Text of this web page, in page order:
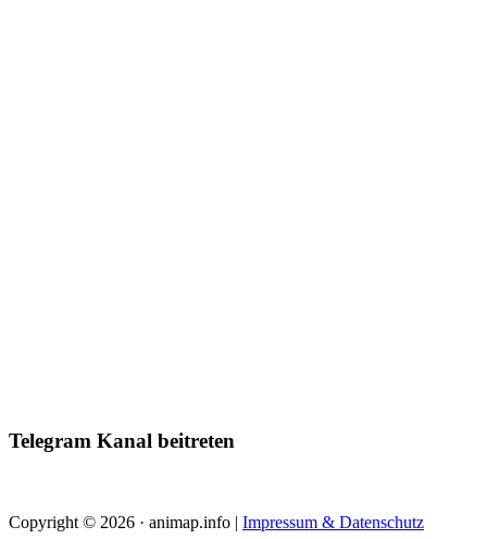
Telegram Kanal beitreten
Copyright © 2026 · animap.info | Impressum & Datenschutz